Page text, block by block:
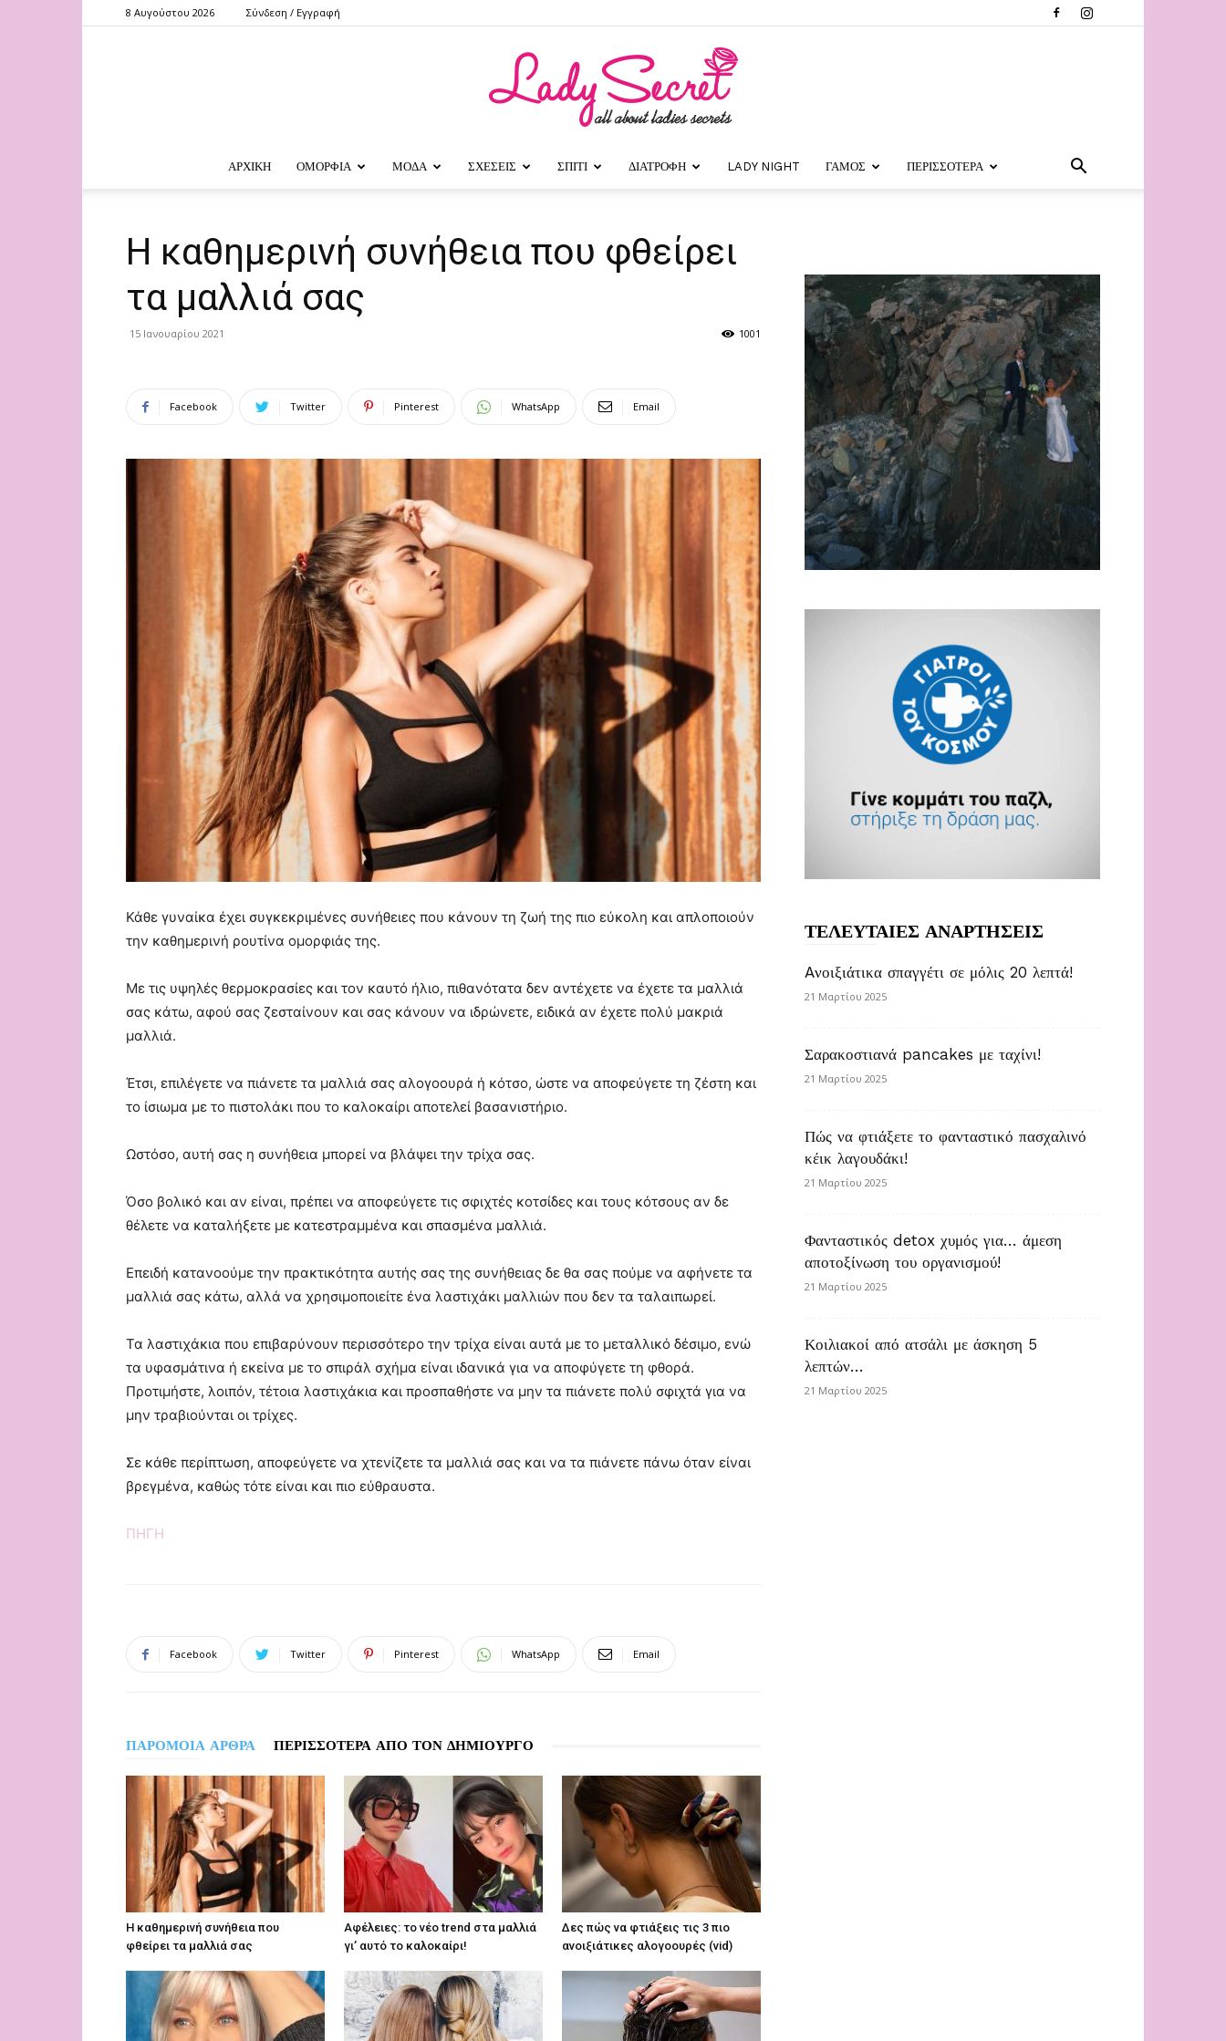
8 Αυγούστου 2026 Σύνδεση / Εγγραφή
ΑΡΧΙΚΗ ΟΜΟΡΦΙΑ ΜΟΔΑ ΣΧΕΣΕΙΣ ΣΠΙΤΙ ΔΙΑΤΡΟΦΗ LADY NIGHT ΓΑΜΟΣ ΠΕΡΙΣΣΟΤΕΡΑ
Η καθημερινή συνήθεια που φθείρει
τα μαλλιά σας
15 Ιανουαρίου 2021 1001
Facebook Twitter Pinterest WhatsApp Email
Κάθε γυναίκα έχει συγκεκριμένες συνήθειες που κάνουν τη ζωή της πιο εύκολη και απλοποιούν
την καθημερινή ρουτίνα ομορφιάς της.
Με τις υψηλές θερμοκρασίες και τον καυτό ήλιο, πιθανότατα δεν αντέχετε να έχετε τα μαλλιά
σας κάτω, αφού σας ζεσταίνουν και σας κάνουν να ιδρώνετε, ειδικά αν έχετε πολύ μακριά
μαλλιά.
Έτσι, επιλέγετε να πιάνετε τα μαλλιά σας αλογοουρά ή κότσο, ώστε να αποφεύγετε τη ζέστη και
το ίσιωμα με το πιστολάκι που το καλοκαίρι αποτελεί βασανιστήριο.
Ωστόσο, αυτή σας η συνήθεια μπορεί να βλάψει την τρίχα σας.
Όσο βολικό και αν είναι, πρέπει να αποφεύγετε τις σφιχτές κοτσίδες και τους κότσους αν δε
θέλετε να καταλήξετε με κατεστραμμένα και σπασμένα μαλλιά.
Επειδή κατανοούμε την πρακτικότητα αυτής σας της συνήθειας δε θα σας πούμε να αφήνετε τα
μαλλιά σας κάτω, αλλά να χρησιμοποιείτε ένα λαστιχάκι μαλλιών που δεν τα ταλαιπωρεί.
Τα λαστιχάκια που επιβαρύνουν περισσότερο την τρίχα είναι αυτά με το μεταλλικό δέσιμο, ενώ
τα υφασμάτινα ή εκείνα με το σπιράλ σχήμα είναι ιδανικά για να αποφύγετε τη φθορά.
Προτιμήστε, λοιπόν, τέτοια λαστιχάκια και προσπαθήστε να μην τα πιάνετε πολύ σφιχτά για να
μην τραβιούνται οι τρίχες.
Σε κάθε περίπτωση, αποφεύγετε να χτενίζετε τα μαλλιά σας και να τα πιάνετε πάνω όταν είναι
βρεγμένα, καθώς τότε είναι και πιο εύθραυστα.
ΠΗΓΗ
Facebook Twitter Pinterest WhatsApp Email
ΠΑΡΟΜΟΙΑ ΑΡΘΡΑ ΠΕΡΙΣΣΟΤΕΡΑ ΑΠΟ ΤΟΝ ΔΗΜΙΟΥΡΓΟ
Η καθημερινή συνήθεια που
φθείρει τα μαλλιά σας
Αφέλειες: το νέο trend στα μαλλιά
γι’ αυτό το καλοκαίρι!
Δες πώς να φτιάξεις τις 3 πιο
ανοιξιάτικες αλογοουρές (vid)
ΤΕΛΕΥΤΑΙΕΣ ΑΝΑΡΤΗΣΕΙΣ
Aνοιξιάτικα σπαγγέτι σε μόλις 20 λεπτά!
21 Μαρτίου 2025
Σαρακοστιανά pancakes με ταχίνι!
21 Μαρτίου 2025
Πώς να φτιάξετε το φανταστικό πασχαλινό
κέικ λαγουδάκι!
21 Μαρτίου 2025
Φανταστικός detox χυμός για… άμεση
αποτοξίνωση του οργανισμού!
21 Μαρτίου 2025
Κοιλιακοί από ατσάλι με άσκηση 5
λεπτών…
21 Μαρτίου 2025